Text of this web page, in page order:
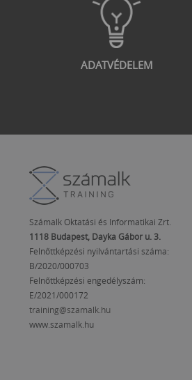
ADATVÉDELEM
Számalk Oktatási és Informatikai Zrt.
1118 Budapest, Dayka Gábor u. 3.
Felnőttképzési nyilvántartási száma:
B/2020/000703
Felnőttképzési engedélyszám:
E/2021/000172
training@szamalk.hu
www.szamalk.hu